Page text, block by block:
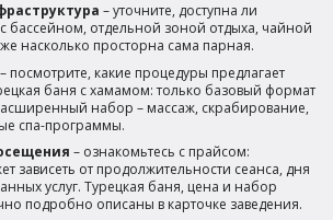
– уточните, доступна ли
бассейном, отдельной зоной отдыха, чайной
насколько просторна сама парная.
– посмотрите, какие процедуры предлагает
баня с хамамом: только базовый формат
набор – массаж, скрабирование,
спа-программы.
– ознакомьтесь с прайсом:
зависеть от продолжительности сеанса, дня
услуг. Турецкая баня, цена и набор
подробно описаны в карточке заведения.